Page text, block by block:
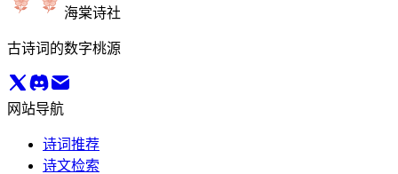
海棠诗社
古诗词的数字桃源
网站导航
诗词推荐
诗文检索